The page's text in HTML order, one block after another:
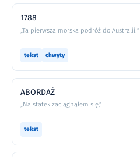
1788
„Ta pierwsza morska podróż do Australii!”
tekst chwyty
ABORDAŻ
„Na statek zaciągnąłem się,”
tekst